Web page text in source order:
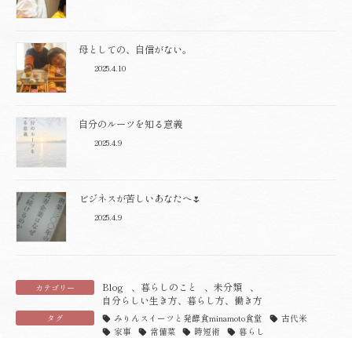
母としての、自信がない。
2025.4.10
自分のルーツを知る意義
2025.4.9
ビジネスが苦しいあなたへ🌷
2025.4.9
カテゴリー Blog 、 暮らしのこと 、未分類
、
自分らしい生き方、暮らし方、働き方
タグ みりんスイーツと発酵食minamoto食堂
古代米
家事
常備菜 時短術 暮らし